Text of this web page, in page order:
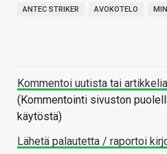
ANTEC STRIKER AVOKOTELO
Kommentoi uutista tai
(Kommentointi sivuston
käytöstä)
Lähetä palautetta / raportoi